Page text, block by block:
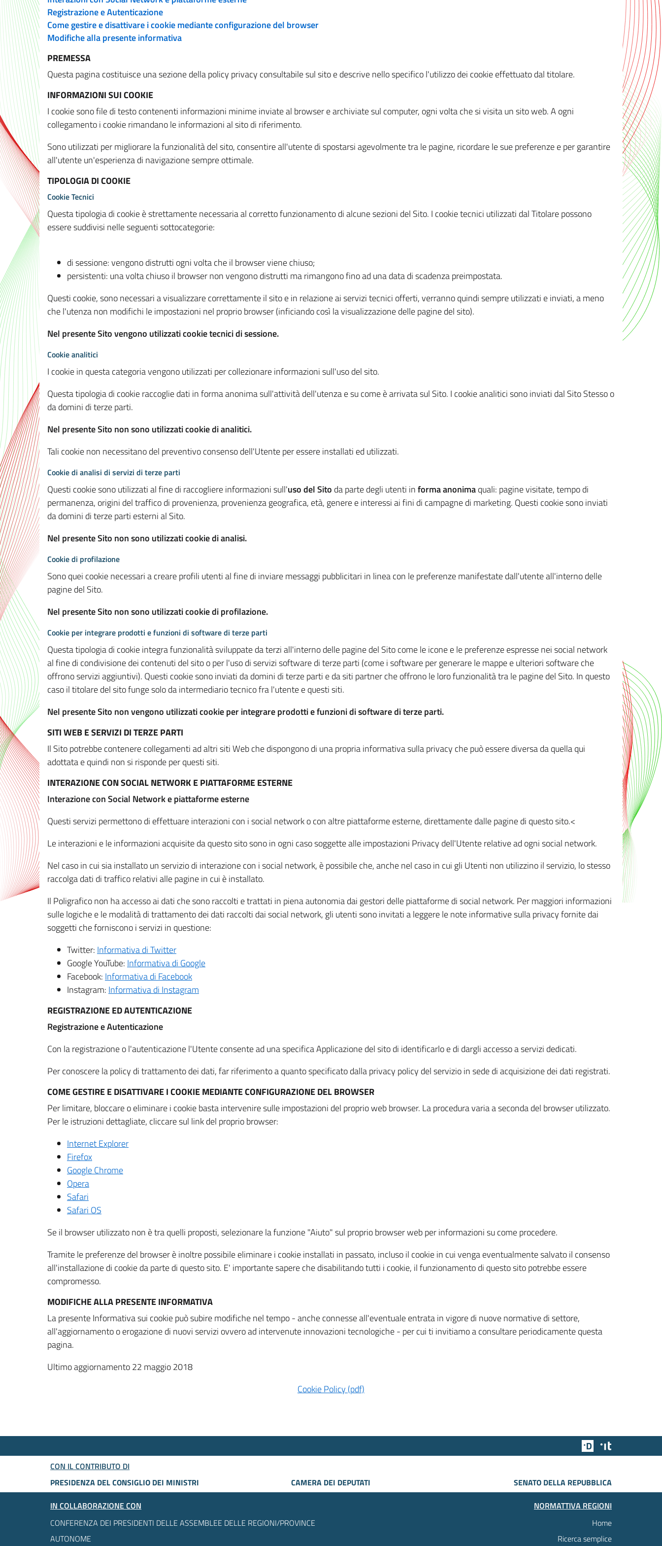
Registrazione e Autenticazione
Come gestire e disattivare i cookie mediante configurazione del browser
Modifiche alla presente informativa
PREMESSA
Questa pagina costituisce una sezione della policy privacy consultabile sul sito e descrive nello specifico l'utilizzo dei cookie effettuato dal titolare.
INFORMAZIONI SUI COOKIE
I cookie sono file di testo contenenti informazioni minime inviate al browser e archiviate sul computer, ogni volta che si visita un sito web. A ogni
collegamento i cookie rimandano le informazioni al sito di riferimento.
Sono utilizzati per migliorare la funzionalità del sito, consentire all'utente di spostarsi agevolmente tra le pagine, ricordare le sue preferenze e per garantire
all'utente un'esperienza di navigazione sempre ottimale.
TIPOLOGIA DI COOKIE
Cookie Tecnici
Questa tipologia di cookie è strettamente necessaria al corretto funzionamento di alcune sezioni del Sito. I cookie tecnici utilizzati dal Titolare possono
essere suddivisi nelle seguenti sottocategorie:
di sessione: vengono distrutti ogni volta che il browser viene chiuso;
persistenti: una volta chiuso il browser non vengono distrutti ma rimangono fino ad una data di scadenza preimpostata.
Questi cookie, sono necessari a visualizzare correttamente il sito e in relazione ai servizi tecnici offerti, verranno quindi sempre utilizzati e inviati, a meno
che l'utenza non modifichi le impostazioni nel proprio browser (inficiando così la visualizzazione delle pagine del sito).
Nel presente Sito vengono utilizzati cookie tecnici di sessione.
Cookie analitici
I cookie in questa categoria vengono utilizzati per collezionare informazioni sull'uso del sito.
Questa tipologia di cookie raccoglie dati in forma anonima sull'attività dell'utenza e su come è arrivata sul Sito. I cookie analitici sono inviati dal Sito Stesso o
da domini di terze parti.
Nel presente Sito non sono utilizzati cookie di analitici.
Tali cookie non necessitano del preventivo consenso dell'Utente per essere installati ed utilizzati.
Cookie di analisi di servizi di terze parti
Questi cookie sono utilizzati al fine di raccogliere informazioni sull'uso del Sito da parte degli utenti informa anonimaquali: pagine visitate, tempo di
permanenza, origini del traffico di provenienza, provenienza geografica, età, genere e interessi ai fini di campagne di marketing. Questi cookie sono inviati
da domini di terze parti esterni al Sito.
Nel presente Sito non sono utilizzati cookie di analisi.
Cookie di profilazione
Sono quei cookie necessari a creare profili utenti al fine di inviare messaggi pubblicitari in linea con le preferenze manifestate dall'utente all'interno delle
pagine del Sito.
Nel presente Sito non sono utilizzati cookie di profilazione.
Cookie per integrare prodotti e funzioni di software di terze parti
Questa tipologia di cookie integra funzionalità sviluppate da terzi all'interno delle pagine del Sito come le icone e le preferenze espresse nei social network
al fine di condivisione dei contenuti del sito o per l'uso di servizi software di terze parti (come i software per generare le mappe e ulteriori software che
offrono servizi aggiuntivi). Questi cookie sono inviati da domini di terze parti e da siti partner che offrono le loro funzionalità tra le pagine del Sito. In questo
caso il titolare del sito funge solo da intermediario tecnico fra l'utente e questi siti.
Nel presente Sito non vengono utilizzati cookie per integrare prodotti e funzioni di software di terze parti.
SITI WEB E SERVIZI DI TERZE PARTI
Il Sito potrebbe contenere collegamenti ad altri siti Web che dispongono di una propria informativa sulla privacy che può essere diversa da quella qui
adottata e quindi non si risponde per questi siti.
INTERAZIONE CON SOCIAL NETWORK E PIATTAFORME ESTERNE
Interazione con Social Network e piattaforme esterne
Questi servizi permettono di effettuare interazioni con i social network o con altre piattaforme esterne, direttamente dalle pagine di questo sito.<
Le interazioni e le informazioni acquisite da questo sito sono in ogni caso soggette alle impostazioni Privacy dell'Utente relative ad ogni social network.
Nel caso in cui sia installato un servizio di interazione con i social network, è possibile che, anche nel caso in cui gli Utenti non utilizzino il servizio, lo stesso
raccolga dati di traffico relativi alle pagine in cui è installato.
Il Poligrafico non ha accesso ai dati che sono raccolti e trattati in piena autonomia dai gestori delle piattaforme di social network. Per maggiori informazioni
sulle logiche e le modalità di trattamento dei dati raccolti dai social network, gli utenti sono invitati a leggere le note informative sulla privacy fornite dai
soggetti che forniscono i servizi in questione:
Twitter: Informativa di Twitter
Google YouTube: Informativa di Google
Facebook: Informativa di Facebook
Instagram: Informativa di Instagram
REGISTRAZIONE ED AUTENTICAZIONE
Registrazione e Autenticazione
Con la registrazione o l'autenticazione l'Utente consente ad una specifica Applicazione del sito di identificarlo e di dargli accesso a servizi dedicati.
Per conoscere la policy di trattamento dei dati, far riferimento a quanto specificato dalla privacy policy del servizio in sede di acquisizione dei dati registrati.
COME GESTIRE E DISATTIVARE I COOKIE MEDIANTE CONFIGURAZIONE DEL BROWSER
Per limitare, bloccare o eliminare i cookie basta intervenire sulle impostazioni del proprio web browser. La procedura varia a seconda del browser utilizzato.
Per le istruzioni dettagliate, cliccare sul link del proprio browser:
Internet Explorer
Firefox
Google Chrome
Opera
Safari
Safari OS
Se il browser utilizzato non è tra quelli proposti, selezionare la funzione "Aiuto" sul proprio browser web per informazioni su come procedere.
Tramite le preferenze del browser è inoltre possibile eliminare i cookie installati in passato, incluso il cookie in cui venga eventualmente salvato il consenso
all'installazione di cookie da parte di questo sito. E' importante sapere che disabilitando tutti i cookie, il funzionamento di questo sito potrebbe essere
compromesso.
MODIFICHE ALLA PRESENTE INFORMATIVA
La presente Informativa sui cookie può subire modifiche nel tempo - anche connesse all'eventuale entrata in vigore di nuove normative di settore,
all'aggiornamento o erogazione di nuovi servizi ovvero ad intervenute innovazioni tecnologiche - per cui ti invitiamo a consultare periodicamente questa
pagina.
Ultimo aggiornamento 22 maggio 2018
Cookie Policy (pdf)
Team Digitale
CON IL CONTRIBUTO DI
PRESIDENZA DEL CONSIGLIO DEI MINISTRI
CAMERA DEI DEPUTATI
SENATO DELLA REPUBBLICA
IN COLLABORAZIONE CON
CONFERENZA DEI PRESIDENTI DELLE ASSEMBLEE DELLE REGIONI/PROVINCE
AUTONOME
NORMATTIVA REGIONI
Home
Ricerca semplice